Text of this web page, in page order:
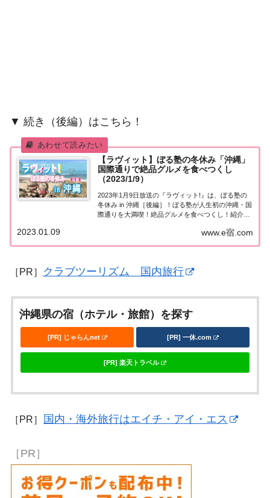
▼ 続き（後編）はこちら！
【ラヴィット】ぼる塾の冬休み「沖縄」
国際通りで絶品グルメを食べつくし
（2023/1/9）
2023年1月9日放送の『ラヴィット!』は、ぼる塾の
冬休み in 沖縄［後編］！ぼる塾が人生初の沖縄・国
際通りを大満喫！絶品グルメを食べつくし！紹介さ
後編ぼる塾の自由時間 特別編 in 沖縄！ぼる塾が人
www.e宿.com
2023.01.09
［PR］ クラブツーリズム 国内旅行
沖縄県の宿（ホテル・旅館）を探す
[PR] じゃらんnet [PR] 一休.com
[PR] 楽天トラベル
［PR］ 国内・海外旅行はエイチ・アイ・エス
［PR］